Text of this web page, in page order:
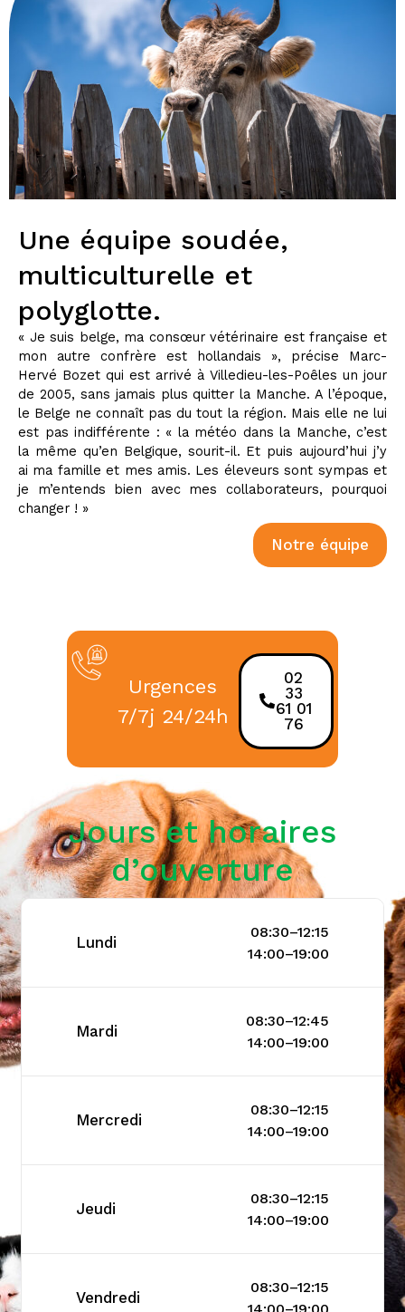
Une équipe soudée,
multiculturelle et
polyglotte.
« Je suis belge, ma consœur vétérinaire est française et
mon autre confrère est hollandais », précise Marc-
Hervé Bozet qui est arrivé à Villedieu-les-Poêles un jour
de 2005, sans jamais plus quitter la Manche. A l’époque,
le Belge ne connaît pas du tout la région. Mais elle ne lui
est pas indifférente : « la météo dans la Manche, c’est
la même qu’en Belgique, sourit-il. Et puis aujourd’hui j’y
ai ma famille et mes amis. Les éleveurs sont sympas et
je m’entends bien avec mes collaborateurs, pourquoi
changer ! »
Notre équipe
Urgences
7/7j 24/24h
02
33
61 01
76
Jours et horaires
d’ouverture
Lundi
08:30–12:15
14:00–19:00
Mardi
08:30–12:45
14:00–19:00
Mercredi
08:30–12:15
14:00–19:00
Jeudi
08:30–12:15
14:00–19:00
Vendredi
08:30–12:15